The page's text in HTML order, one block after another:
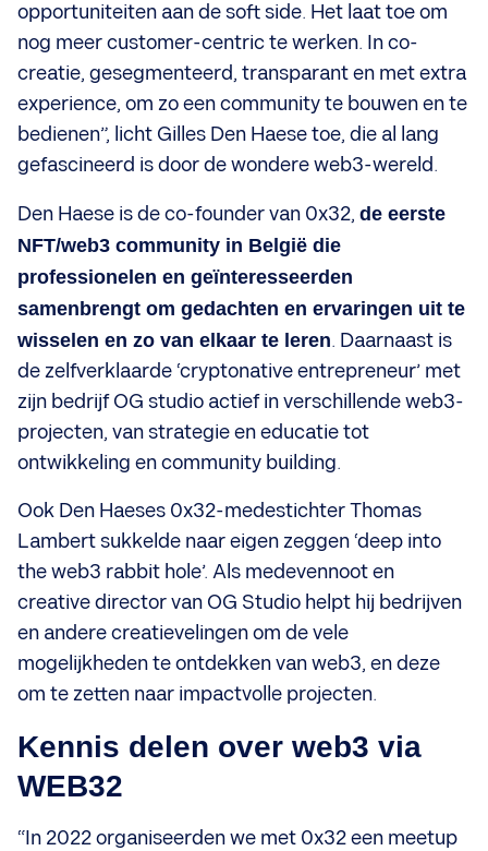
opportuniteiten aan de soft side. Het laat toe om
nog meer customer-centric te werken. In co-
creatie, gesegmenteerd, transparant en met extra
experience, om zo een community te bouwen en te
bedienen”, licht Gilles Den Haese toe, die al lang
gefascineerd is door de wondere web3-wereld.
Den Haese is de co-founder van 0x32, de eerste
NFT/web3 community in België die
professionelen en geïnteresseerden
samenbrengt om gedachten en ervaringen uit te
wisselen en zo van elkaar te leren. Daarnaast is
de zelfverklaarde ‘cryptonative entrepreneur’ met
zijn bedrijf OG studio actief in verschillende web3-
projecten, van strategie en educatie tot
ontwikkeling en community building.
Ook Den Haeses 0x32-medestichter Thomas
Lambert sukkelde naar eigen zeggen ‘deep into
the web3 rabbit hole’. Als medevennoot en
creative director van OG Studio helpt hij bedrijven
en andere creatievelingen om de vele
mogelijkheden te ontdekken van web3, en deze
om te zetten naar impactvolle projecten.
Kennis delen over web3 via
WEB32
“In 2022 organiseerden we met 0x32 een meetup